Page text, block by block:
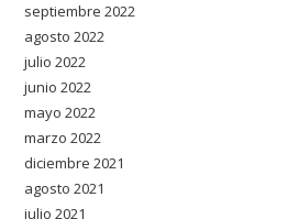
septiembre 2022
agosto 2022
julio 2022
junio 2022
mayo 2022
marzo 2022
diciembre 2021
agosto 2021
julio 2021